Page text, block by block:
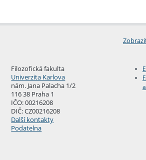
Filozofická fakulta
Univerzita Karlova
nám. Jana Palacha 1/2
116 38 Praha 1
IČO: 00216208
DIČ: CZ00216208
Další kontakty
Podatelna